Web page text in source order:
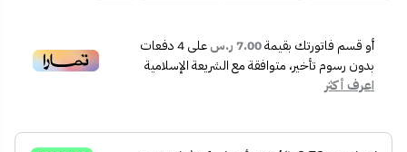
🔧 سهلة التركيب على الحائط أو السقف
♻️ استهلاك منخفض للكهرباء مع عمر افتراضي طويل
📦محتويات المنتج:
أو قسم فاتورتك بقيمة7.00 ر.س على4دفعات
بدون رسوم تأخير، متوافقة مع الشريعة الإسلامية
اعرف أكثر